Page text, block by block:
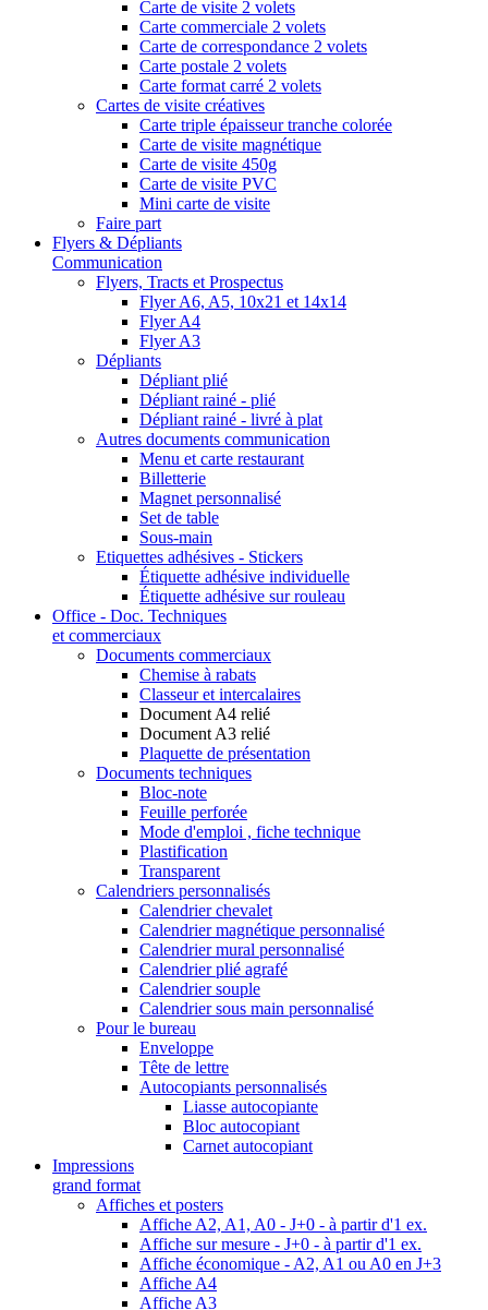
Carte de visite 2 volets
Carte commerciale 2 volets
Carte de correspondance 2 volets
Carte postale 2 volets
Carte format carré 2 volets
Cartes de visite créatives
Carte triple épaisseur tranche colorée
Carte de visite magnétique
Carte de visite 450g
Carte de visite PVC
Mini carte de visite
Faire part
Flyers & Dépliants
Communication
Flyers, Tracts et Prospectus
Flyer A6, A5, 10x21 et 14x14
Flyer A4
Flyer A3
Dépliants
Dépliant plié
Dépliant rainé - plié
Dépliant rainé - livré à plat
Autres documents communication
Menu et carte restaurant
Billetterie
Magnet personnalisé
Set de table
Sous-main
Etiquettes adhésives - Stickers
Étiquette adhésive individuelle
Étiquette adhésive sur rouleau
Office - Doc. Techniques
et commerciaux
Documents commerciaux
Chemise à rabats
Classeur et intercalaires
Document A4 relié
Document A3 relié
Plaquette de présentation
Documents techniques
Bloc-note
Feuille perforée
Mode d'emploi , fiche technique
Plastification
Transparent
Calendriers personnalisés
Calendrier chevalet
Calendrier magnétique personnalisé
Calendrier mural personnalisé
Calendrier plié agrafé
Calendrier souple
Calendrier sous main personnalisé
Pour le bureau
Enveloppe
Tête de lettre
Autocopiants personnalisés
Liasse autocopiante
Bloc autocopiant
Carnet autocopiant
Impressions
grand format
Affiches et posters
Affiche A2, A1, A0 - J+0 - à partir d'1 ex.
Affiche sur mesure - J+0 - à partir d'1 ex.
Affiche économique - A2, A1 ou A0 en J+3
Affiche A4
Affiche A3